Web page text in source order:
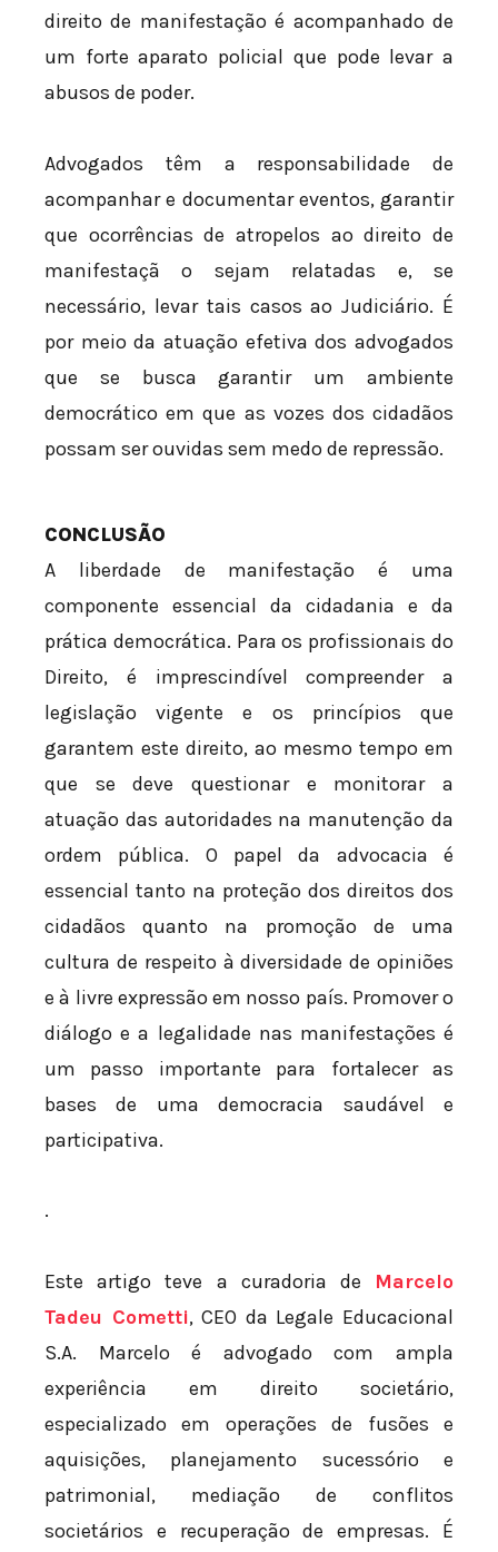
direito de manifestação é acompanhado de
um forte aparato policial que pode levar a
abusos de poder.
Advogados têm a responsabilidade de
acompanhar e documentar eventos, garantir
que ocorrências de atropelos ao direito de
manifestaçã o sejam relatadas e, se
necessário, levar tais casos ao Judiciário. É
por meio da atuação efetiva dos advogados
que se busca garantir um ambiente
democrático em que as vozes dos cidadãos
possam ser ouvidas sem medo de repressão.
CONCLUSÃO
A liberdade de manifestação é uma
componente essencial da cidadania e da
prática democrática. Para os profissionais do
Direito, é imprescindível compreender a
legislação vigente e os princípios que
garantem este direito, ao mesmo tempo em
que se deve questionar e monitorar a
atuação das autoridades na manutenção da
ordem pública. O papel da advocacia é
essencial tanto na proteção dos direitos dos
cidadãos quanto na promoção de uma
cultura de respeito à diversidade de opiniões
e à livre expressão em nosso país. Promover o
diálogo e a legalidade nas manifestações é
um passo importante para fortalecer as
bases de uma democracia saudável e
participativa.
.
Este artigo teve a curadoria de Marcelo
Tadeu Cometti, CEO da Legale Educacional
S.A. Marcelo é advogado com ampla
experiência em direito societário,
especializado em operações de fusões e
aquisições, planejamento sucessório e
patrimonial, mediação de conflitos
societários e recuperação de empresas. É